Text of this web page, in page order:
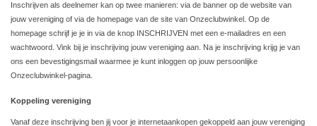
Inschrijven als deelnemer kan op twee manieren: via de banner op de website van
jouw vereniging of via de homepage van de site van Onzeclubwinkel. Op de
homepage schrijf je je in via de knop INSCHRIJVEN met een e-mailadres en een
wachtwoord. Vink bij je inschrijving jouw vereniging aan. Na je inschrijving krijg je van
ons een bevestigingsmail waarmee je kunt inloggen op jouw persoonlijke
Onzeclubwinkel-pagina.
Koppeling vereniging
Vanaf deze inschrijving ben jij voor je internetaankopen gekoppeld aan jouw vereniging